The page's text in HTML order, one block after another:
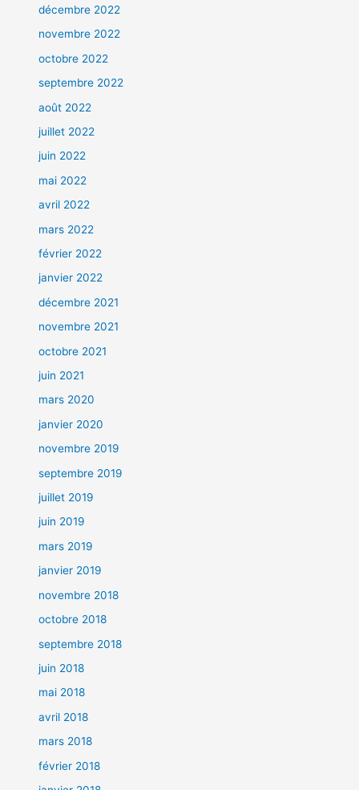
décembre 2022
novembre 2022
octobre 2022
septembre 2022
août 2022
juillet 2022
juin 2022
mai 2022
avril 2022
mars 2022
février 2022
janvier 2022
décembre 2021
novembre 2021
octobre 2021
juin 2021
mars 2020
janvier 2020
novembre 2019
septembre 2019
juillet 2019
juin 2019
mars 2019
janvier 2019
novembre 2018
octobre 2018
septembre 2018
juin 2018
mai 2018
avril 2018
mars 2018
février 2018